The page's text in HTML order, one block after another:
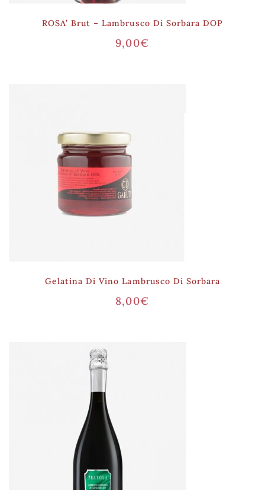
ROSA’ Brut – Lambrusco Di Sorbara DOP
9,00€
Gelatina Di Vino Lambrusco Di Sorbara
8,00€